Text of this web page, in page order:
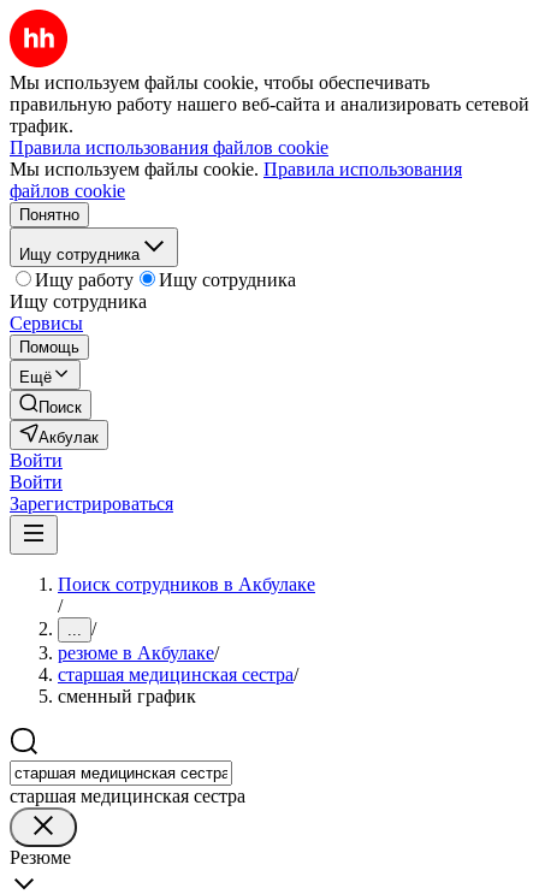
Мы используем файлы cookie, чтобы обеспечивать
правильную работу нашего веб-сайта и анализировать сетевой
трафик.
Правила использования файлов cookie
Мы используем файлы cookie. Правила использования
файлов cookie
Понятно
Ищу сотрудника
Ищу работу
Ищу сотрудника
Ищу сотрудника
Сервисы
Помощь
Ещё
Поиск
Акбулак
Войти
Войти
Зарегистрироваться
Поиск сотрудников в Акбулаке
/
... /
резюме в Акбулаке/
старшая медицинская сестра/
сменный график
старшая медицинская сестра
Резюме